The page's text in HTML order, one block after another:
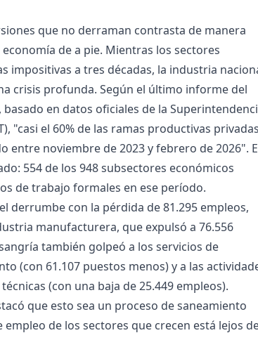
que no derraman contrasta de manera
de a pie. Mientras los sectores
impositivas a tres décadas, la industria
crisis profunda. Según el último informe del
en datos oficiales de la
"casi el 60% de las ramas productivas privadas
entre noviembre de 2023 y febrero de 2026".
554 de los 948 subsectores económicos
de trabajo formales en ese período.
derrumbe con la pérdida de 81.295 empleos,
manufacturera, que expulsó a 76.556
también golpeó a los servicios de
(con 61.107 puestos menos) y a las
(con una baja de 25.449 empleos).
que esto sea un proceso de saneamiento
de los sectores que crecen está lejos